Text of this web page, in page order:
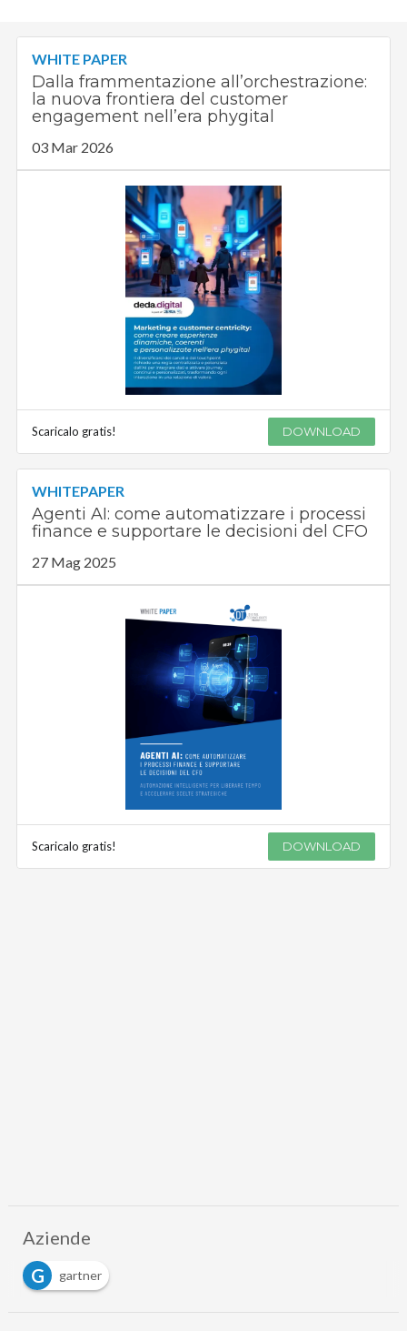
WHITE PAPER
Dalla frammentazione all’orchestrazione:
la nuova frontiera del customer
engagement nell’era phygital
03 Mar 2026
Scaricalo gratis! DOWNLOAD
WHITEPAPER
Agenti AI: come automatizzare i processi
finance e supportare le decisioni del CFO
27 Mag 2025
Scaricalo gratis! DOWNLOAD
Aziende
G
gartner